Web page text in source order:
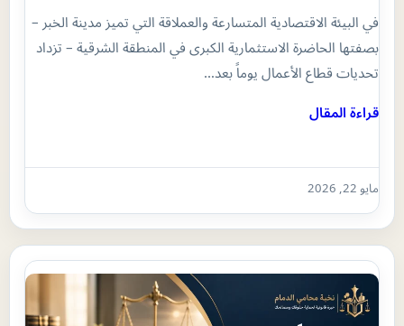
في البيئة الاقتصادية المتسارعة والعملاقة التي تميز مدينة الخبر –
بصفتها الحاضرة الاستثمارية الكبرى في المنطقة الشرقية – تزداد
تحديات قطاع الأعمال يوماً بعد…
قراءة المقال
مايو 22, 2026